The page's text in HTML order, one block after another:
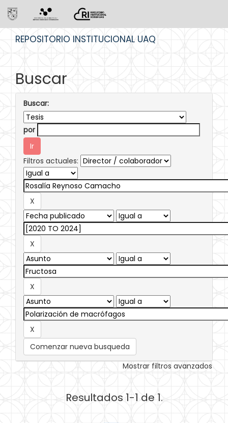
REPOSITORIO INSTITUCIONAL UAQ
Buscar
Buscar:
por
Filtros actuales:
Comenzar nueva busqueda
Mostrar filtros avanzados
Resultados 1-1 de 1.